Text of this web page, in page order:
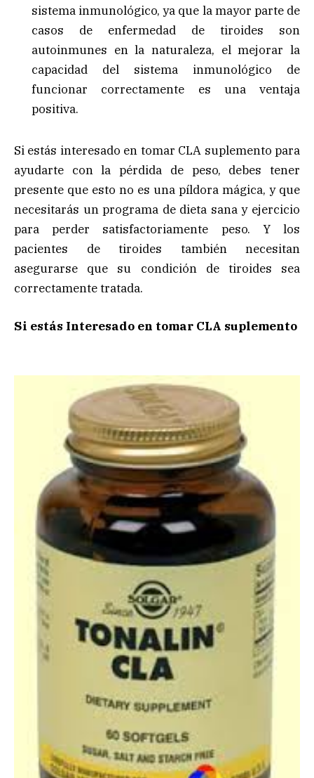
sistema inmunológico, ya que la mayor parte de
casos de enfermedad de tiroides son
autoinmunes en la naturaleza, el mejorar la
capacidad del sistema inmunológico de
funcionar correctamente es una ventaja
positiva.
Si estás interesado en tomar CLA suplemento para
ayudarte con la pérdida de peso, debes tener
presente que esto no es una píldora mágica, y que
necesitarás un programa de dieta sana y ejercicio
para perder satisfactoriamente peso. Y los
pacientes de tiroides también necesitan
asegurarse que su condición de tiroides sea
correctamente tratada.
Si estás Interesado en tomar CLA suplemento